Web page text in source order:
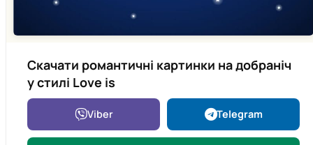
Скачати романтичні картинки на добраніч
у стилі Love is
Viber Telegram